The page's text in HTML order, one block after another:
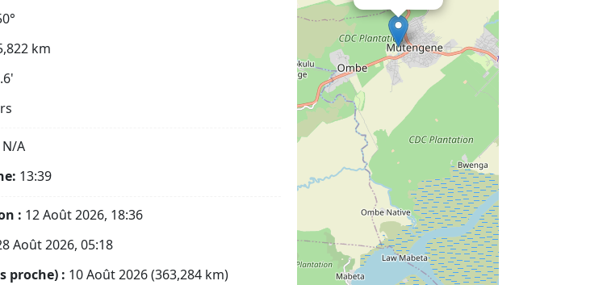
km
N/A
13:39
: 12 Août 2026, 18:36
Août 2026, 05:18
proche) : 10 Août 2026 (363,284 km)